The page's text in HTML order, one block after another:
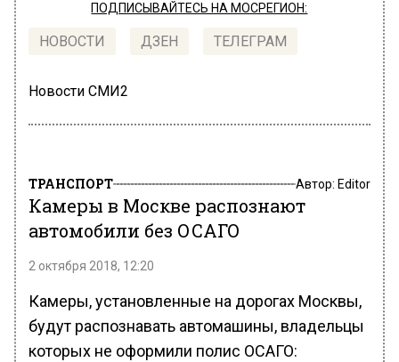
ПОДПИСЫВАЙТЕСЬ НА МОСРЕГИОН:
НОВОСТИ ДЗЕН ТЕЛЕГРАМ
Новости СМИ2
ТРАНСПОРТ Автор: Editor
Камеры в Москве распознают
автомобили без ОСАГО
2 октября 2018, 12:20
Камеры, установленные на дорогах Москвы,
будут распознавать автомашины, владельцы
которых не оформили полис ОСАГО: